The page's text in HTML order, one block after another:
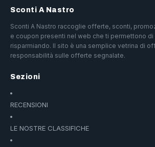
Sconti A Nastro
Sconti A Nastro raccoglie offerte, sconti,
e coupon presenti nel web che ti permettono di
risparmiando. Il sito è una semplice vetrina di
responsabilità sulle offerte segnalate.
Sezioni
RECENSIONI
LE NOSTRE CLASSIFICHE